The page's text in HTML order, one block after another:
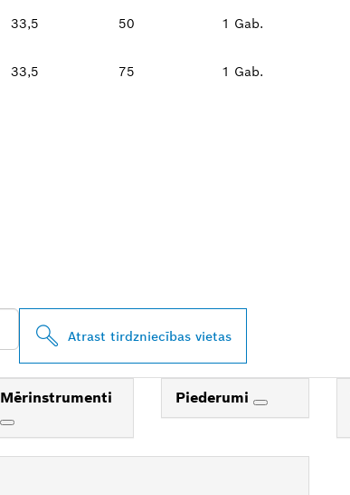
33,5 50 1 Gab.
33,5 75 1 Gab.
Atrast tirdzniecības vietas
Mērinstrumenti Piederumi